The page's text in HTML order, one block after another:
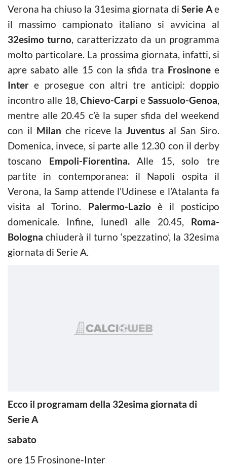
Verona ha chiuso la 31esima giornata di Serie Ae
il massimo campionato italiano si avvicina al
32esimo turno, caratterizzato da un programma
molto particolare. La prossima giornata, infatti, si
apre sabato alle 15 con la sfida tra Frosinonee
Inter e prosegue con altri tre anticipi: doppio
incontro alle 18, Chievo-Carpi eSassuolo-Genoa,
mentre alle 20.45 c’è la super sfida del weekend
con il Milan che riceve laJuventus al San Siro.
Domenica, invece, si parte alle 12.30 con il derby
toscano Empoli-Fiorentina.Alle 15, solo tre
partite in contemporanea: il Napoli ospita il
Verona, la Samp attende l’Udinese e l’Atalanta fa
visita al Torino. Palermo-Lazioè il posticipo
domenicale. Infine, lunedì alle 20.45, Roma-
Bologna chiuderà il turno ‘spezzatino’, la 32esima
giornata di Serie A.
Ecco il programam della 32esima giornata di
Serie A
sabato
ore 15 Frosinone-Inter